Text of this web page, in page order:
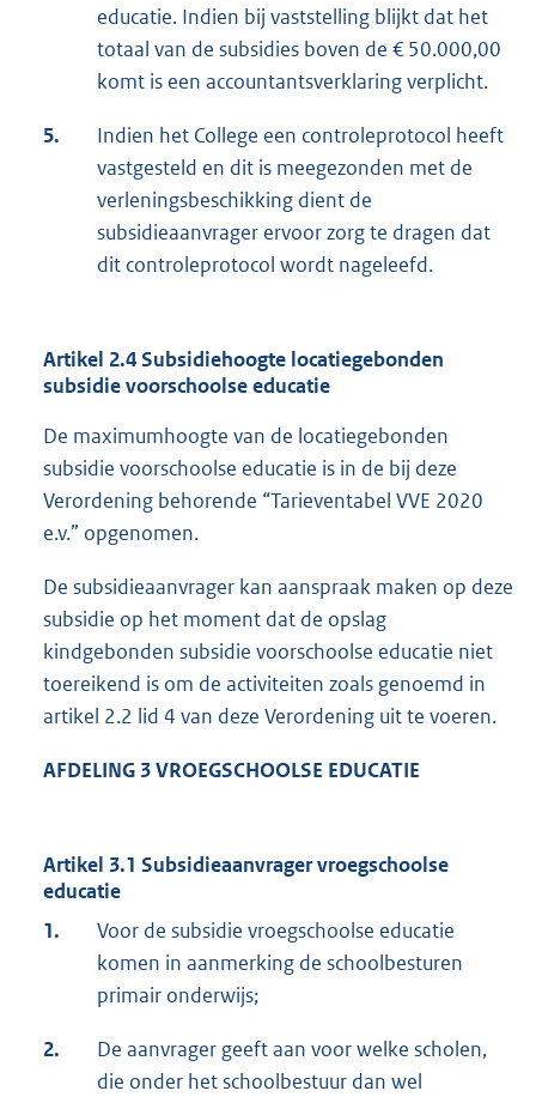
educatie. Indien bij vaststelling blijkt dat het
totaal van de subsidies boven de € 50.000,00
komt is een accountantsverklaring verplicht.
5.
Indien het College een controleprotocol heeft
vastgesteld en dit is meegezonden met de
verleningsbeschikking dient de
subsidieaanvrager ervoor zorg te dragen dat
dit controleprotocol wordt nageleefd.
Artikel 2.4 Subsidiehoogte locatiegebonden
subsidie voorschoolse educatie
De maximumhoogte van de locatiegebonden
subsidie voorschoolse educatie is in de bij deze
Verordening behorende “Tarieventabel VVE 2020
e.v.” opgenomen.
De subsidieaanvrager kan aanspraak maken op deze
subsidie op het moment dat de opslag
kindgebonden subsidie voorschoolse educatie niet
toereikend is om de activiteiten zoals genoemd in
artikel 2.2 lid 4 van deze Verordening uit te voeren.
AFDELING 3 VROEGSCHOOLSE EDUCATIE
Artikel 3.1 Subsidieaanvrager vroegschoolse
educatie
1.
Voor de subsidie vroegschoolse educatie
komen in aanmerking de schoolbesturen
primair onderwijs;
2.
De aanvrager geeft aan voor welke scholen,
die onder het schoolbestuur dan wel